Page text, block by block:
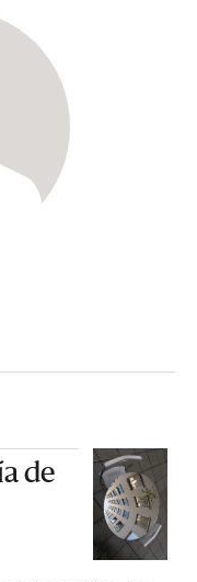
de